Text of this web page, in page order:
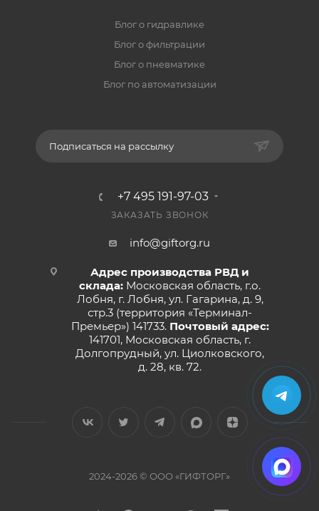
Блог о гидравлике
Блог о фильтрации
Блог о пневматике
Блог по автоматизации
Подписаться на рассылку
+7 495 191-97-03
ЗАКАЗАТЬ ЗВОНОК
info@giftorg.ru
Адрес производства РВД и
склада: Московская область, г.о.
Лобня, г. Лобня, ул. Гагарина, д. 9,
стр.3 (территория «Терминал-
Премьер») 141733. Почтовый адрес:
141701, Московская область, г.
Долгопрудный, ул. Циолковского,
д. 28, кв. 72.
2024-2026 © ООО «ГИФТОРГ»